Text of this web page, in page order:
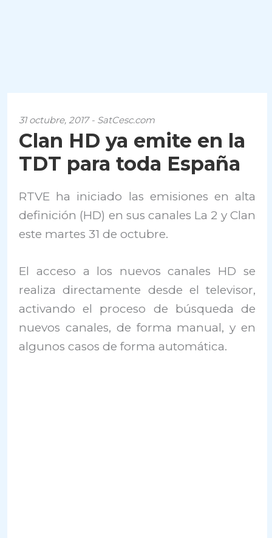
31 octubre, 2017 - SatCesc.com
Clan HD ya emite en la
TDT para toda España
RTVE ha iniciado las emisiones en alta
definición (HD) en sus canales La 2 y Clan
este martes 31 de octubre.
El acceso a los nuevos canales HD se
realiza directamente desde el televisor,
activando el proceso de búsqueda de
nuevos canales, de forma manual, y en
algunos casos de forma automática.